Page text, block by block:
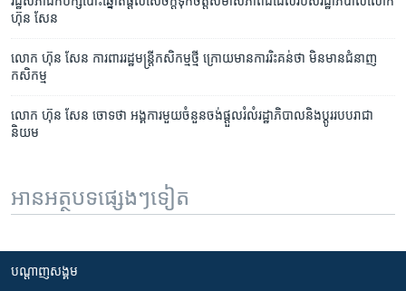
ហ៊ុន សែន
លោក​ ហ៊ុន សែន​ ការពារ​​​​រដ្ឋមន្រ្តី​កសិកម្ម​ថ្មី ​ក្រោយ​មាន​ការ​រិះគន់​ថា ​មិន​មាន​ជំនាញ​
កសិកម្ម
លោក ហ៊ុន សែន ចោទថា ​អង្គការ​មួយ​ចំនួន​ចង់​ផ្តួល​រំលំ​រដ្ឋាភិបាល​និងប្តូរ​របប​រាជា​
និយម
អានអត្ថបទផ្សេងៗទៀត
បណ្តាញ​សង្គម